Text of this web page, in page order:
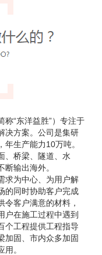
“东洋益胜”）专注于
决方案。公司是集研
生产能力10万吨。
、桥梁、隧道、水
输出海外。
为中心、为用户解
的同时协助客户完成
客户满意的材料，
户在施工过程中遇到
个工程提供工程指导
加固、市内众多加固
。